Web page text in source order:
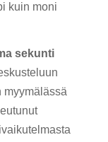
kuin moni
sekunti
myymälässä